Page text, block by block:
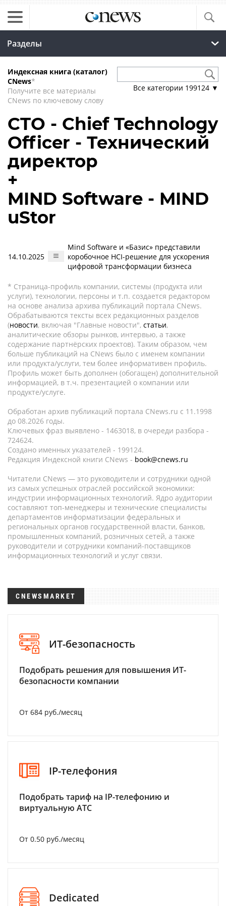
Разделы
Индексная книга (каталог)
CNews*
Получите все материалы
CNews по ключевому слову
Все категории 199124 ▼
CTO - Chief Technology
Officer - Технический
директор
+
MIND Software - MIND
uStor
14.10.2025
Mind Software и «Базис» представили
коробочное HCI-решение для ускорения
цифровой трансформации бизнеса
* Страница-профиль компании, системы (продукта или
услуги), технологии, персоны и т.п. создается редактором
на основе анализа архива публикаций портала CNews.
Обрабатываются тексты всех редакционных разделов
(новости, включая "Главные новости", статьи,
аналитические обзоры рынков, интервью, а также
содержание партнёрских проектов). Таким образом, чем
больше публикаций на CNews было с именем компании
или продукта/услуги, тем более информативен профиль.
Профиль может быть дополнен (обогащен) дополнительной
информацией, в т.ч. презентацией о компании или
продукте/услуге.
Обработан архив публикаций портала CNews.ru c 11.1998
до 08.2026 годы.
Ключевых фраз выявлено - 1463018, в очереди разбора -
724624.
Создано именных указателей - 199124.
Редакция Индексной книги CNews - book@cnews.ru
Читатели CNews — это руководители и сотрудники одной
из самых успешных отраслей российской экономики:
индустрии информационных технологий. Ядро аудитории
составляют топ-менеджеры и технические специалисты
департаментов информатизации федеральных и
региональных органов государственной власти, банков,
промышленных компаний, розничных сетей, а также
руководители и сотрудники компаний-поставщиков
информационных технологий и услуг связи.
CNEWSMARKET
ИТ-безопасность
Подобрать решения для повышения ИТ-
безопасности компании
От 684 руб./месяц
IP-телефония
Подобрать тариф на IP-телефонию и
виртуальную АТС
От 0.50 руб./месяц
Dedicated